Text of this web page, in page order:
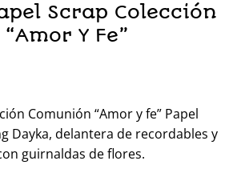
Scrap Colección
Y Fe”
Comunión “Amor y fe” Papel
Dayka, delantera de recordables y
guirnaldas de flores.